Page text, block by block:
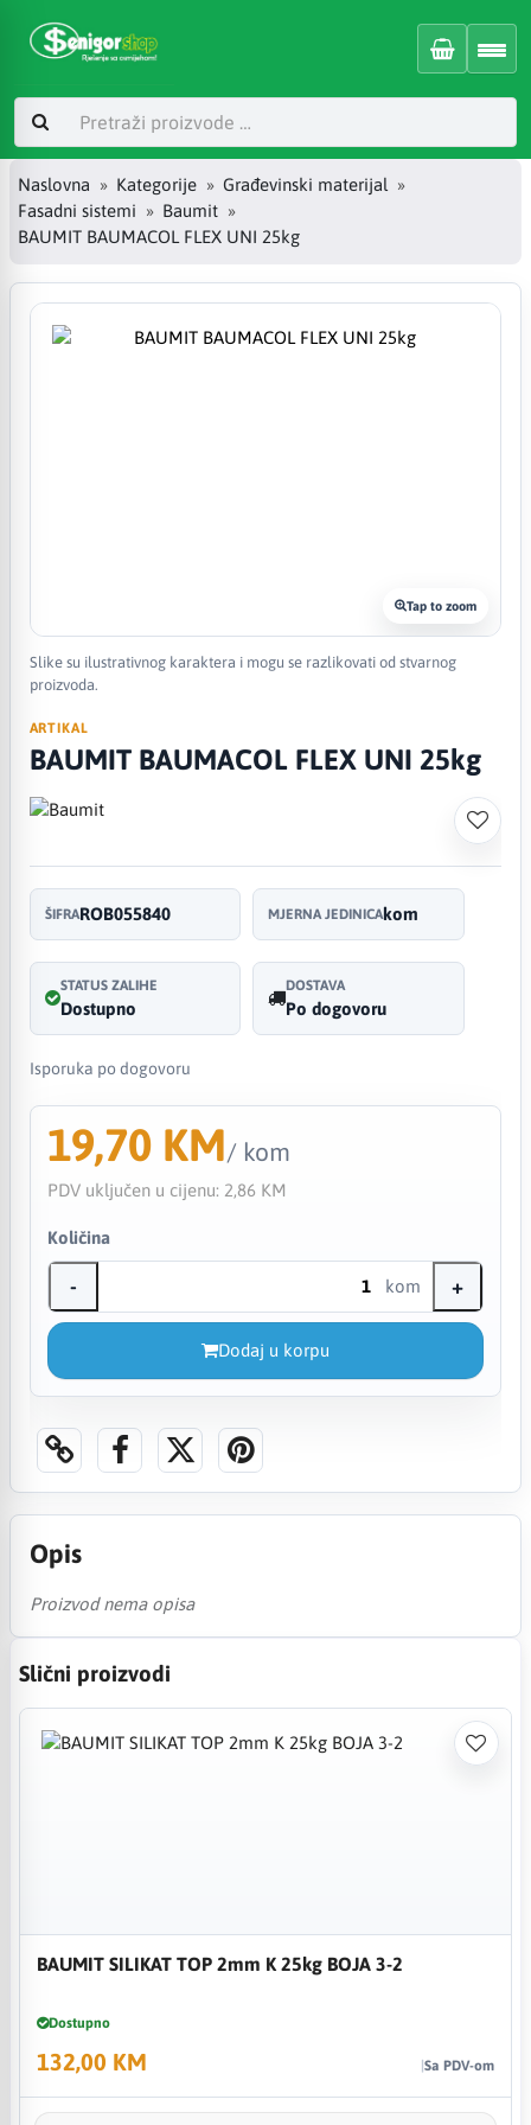
Naslovna Kategorije
Građevinski materijal
Fasadni sistemi
Baumit
BAUMIT BAUMACOL FLEX UNI 25kg
Tap to zoom
Slike su ilustrativnog karaktera i mogu se razlikovati od stvarnog
proizvoda.
ARTIKAL
BAUMIT BAUMACOL FLEX UNI 25kg
ŠIFRAROB055840 MJERNA JEDINICAkom
STATUS ZALIHE
Dostupno
DOSTAVA
Po dogovoru
Isporuka po dogovoru
19,70 KM/ kom
PDV uključen u cijenu: 2,86 KM
Količina
- kom +
Dodaj u korpu
Opis
Proizvod nema opisa
Slični proizvodi
BAUMIT SILIKAT TOP 2mm K 25kg BOJA 3-2
Dostupno
132,00 KM Sa PDV-om